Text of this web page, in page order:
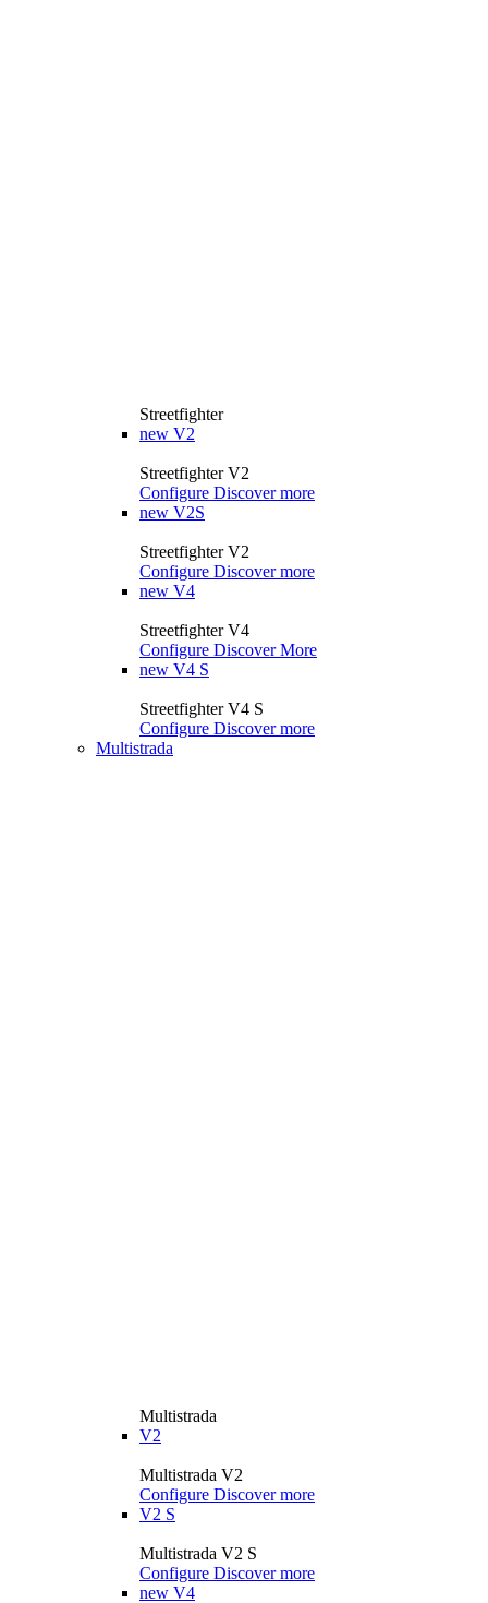
Streetfighter
new V2
Streetfighter V2
Configure Discover more
new V2S
Streetfighter V2
Configure Discover more
new V4
Streetfighter V4
Configure Discover More
new V4 S
Streetfighter V4 S
Configure Discover more
Multistrada
Multistrada
V2
Multistrada V2
Configure Discover more
V2 S
Multistrada V2 S
Configure Discover more
new V4